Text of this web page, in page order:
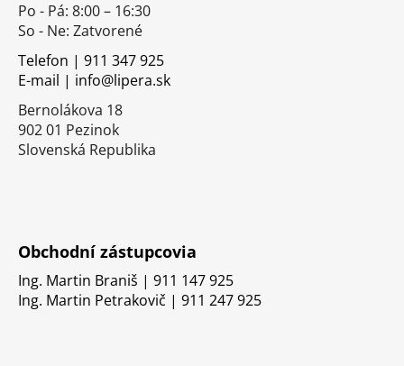
Po - Pá: 8:00 – 16:30
So - Ne: Zatvorené
Telefon | 911 347 925
E-mail | info@lipera.sk
Bernolákova 18
902 01 Pezinok
Slovenská Republika
Obchodní zástupcovia
Ing. Martin Braniš | 911 147 925
Ing. Martin Petrakovič | 911 247 925